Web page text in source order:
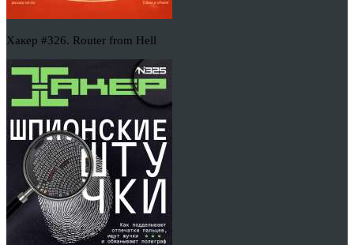
Хакер #326. Router from Hell